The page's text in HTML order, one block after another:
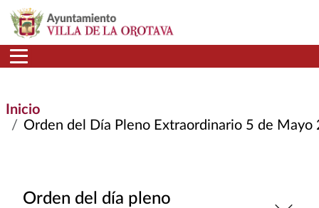
Pasar al contenido principal
Inicio
Orden del Día Pleno Extraordinario 5 de Mayo
Orden del día pleno